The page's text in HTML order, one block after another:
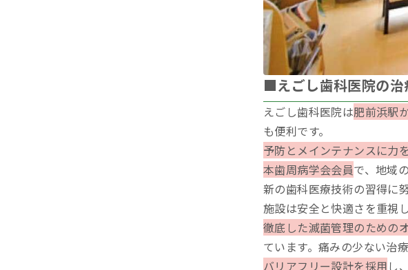
■えごし歯科医院の治
えごし歯科医院は肥前浜駅
も便利です。
予防とメインテナンスに力
本歯周病学会会員で、地域
新の歯科医療技術の習得に
施設は安全と快適さを重視
徹底した滅菌管理のための
ています。痛みの少ない治
バリアフリー設計を採用 し